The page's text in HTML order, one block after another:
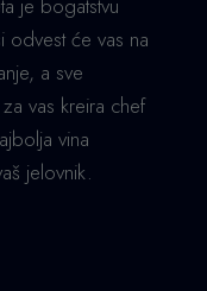
je bogatstvu
odvest će vas na
a sve
vas kreira chef
vina
jelovnik.